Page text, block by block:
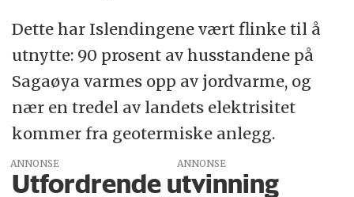
Dette har Islendingene vært flinke til å
utnytte: 90 prosent av husstandene på
Sagaøya varmes opp av jordvarme, og
nær en tredel av landets elektrisitet
kommer fra geotermiske anlegg.
ANNONSE
Utfordrende utvinning